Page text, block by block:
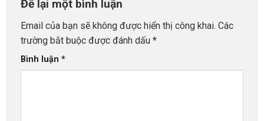
Để lại một bình luận
Email của bạn sẽ không được hiển thị công khai. Các
trường bắt buộc được đánh dấu *
Bình luận *